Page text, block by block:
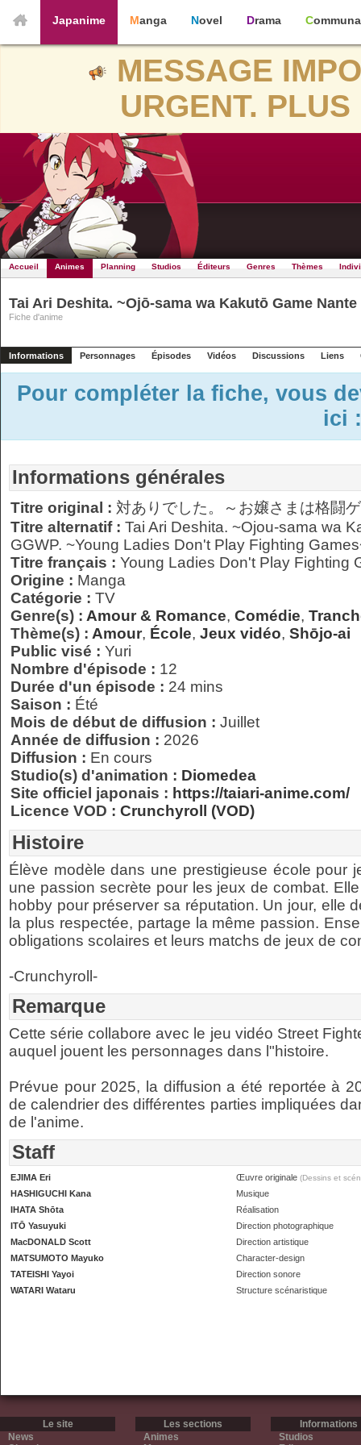
Japanime Manga Novel Drama
MESSAGE
URGENT.
Accueil Animes Planning Studios Éditeurs Genres Thèmes
Tai Ari Deshita. ~Ojō-sama wa Kakutō Game
Fiche d'anime
Informations Personnages Épisodes Vidéos Discussions Liens
Pour compléter la fiche, vous
ici
Informations générales
Titre original : 対ありでした。～お嬢さまは格闘
Titre alternatif : Tai Ari Deshita. ~Ojou-sama wa
GGWP. ~Young Ladies Don't Play Fighting
Titre français : Young Ladies Don't Play Fighting
Origine : Manga
Catégorie : TV
Genre(s) : Amour & Romance, Comédie,
Thème(s) : Amour, École, Jeux vidéo, Shōjo-ai
Public visé : Yuri
Nombre d'épisode : 12
Durée d'un épisode : 24 mins
Saison : Été
Mois de début de diffusion : Juillet
Année de diffusion : 2026
Diffusion : En cours
Studio(s) d'animation : Diomedea
Site officiel japonais : https://taiari-anime.com/
Licence VOD : Crunchyroll (VOD)
Histoire
Élève modèle dans une prestigieuse école pour
une passion secrète pour les jeux de combat.
hobby pour préserver sa réputation. Un jour, elle
la plus respectée, partage la même passion.
obligations scolaires et leurs matchs de jeux de
-Crunchyroll-
Remarque
Cette série collabore avec le jeu vidéo Street
auquel jouent les personnages dans l"histoire.
Prévue pour 2025, la diffusion a été reportée à
de calendrier des différentes parties impliquées
de l'anime.
Staff
EJIMA Eri Œuvre originale (Dessins et
HASHIGUCHI Kana
Musique
IHATA Shōta
Réalisation
ITŌ Yasuyuki
Direction photographique
MacDONALD Scott
Direction artistique
MATSUMOTO Mayuko
Character-design
TATEISHI Yayoi
Direction sonore
WATARI Wataru
Structure scénaristique
Le site
News
Les sections
Animes
Informations
Studios